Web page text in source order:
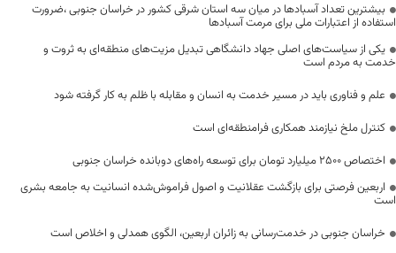
بیشترین تعداد آسبادها در میان سه استان شرقی کشور در خراسان جنوبی ،ضرورت
استفاده از اعتبارات ملی برای مرمت آسبادها
یکی از سیاست‌های اصلی جهاد دانشگاهی تبدیل مزیت‌های منطقه‌ای به ثروت و
خدمت به مردم است
علم و فناوری باید در مسیر خدمت به انسان و مقابله با ظلم به کار گرفته شود
کنترل ملخ نیازمند همکاری فرامنطقه‌ای است
اختصاص 2500 میلیارد تومان برای توسعه راه‌های دوبانده خراسان جنوبی
اربعین فرصتی برای بازگشت عقلانیت و اصول فراموش‌شده انسانیت به جامعه بشری
است
خراسان جنوبی در خدمت‌رسانی به زائران اربعین، الگوی همدلی و اخلاص است